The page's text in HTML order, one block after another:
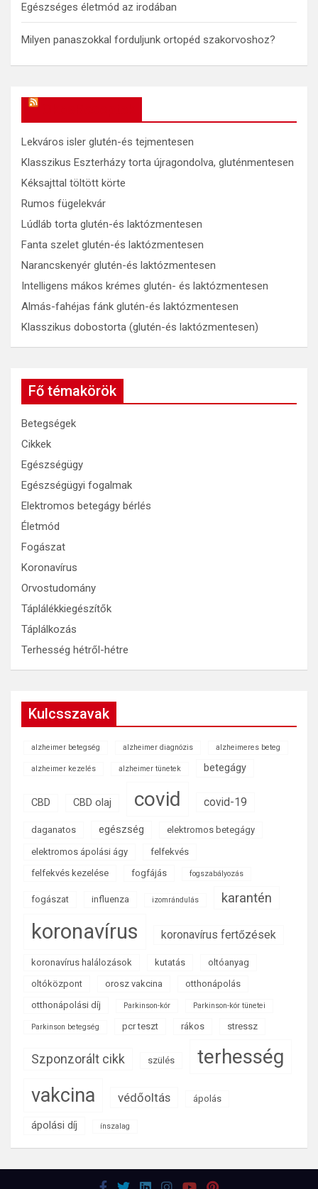
Egészséges életmód az irodában
Milyen panaszokkal forduljunk ortopéd szakorvoshoz?
Lekváros isler glutén-és tejmentesen
Klasszikus Eszterházy torta újragondolva, gluténmentesen
Kéksajttal töltött körte
Rumos fügelekvár
Lúdláb torta glutén-és laktózmentesen
Fanta szelet glutén-és laktózmentesen
Narancskenyér glutén-és laktózmentesen
Intelligens mákos krémes glutén- és laktózmentesen
Almás-fahéjas fánk glutén-és laktózmentesen
Klasszikus dobostorta (glutén-és laktózmentesen)
Fő témakörök
Betegségek
Cikkek
Egészségügy
Egészségügyi fogalmak
Elektromos betegágy bérlés
Életmód
Fogászat
Koronavírus
Orvostudomány
Táplálékkiegészítők
Táplálkozás
Terhesség hétről-hétre
Kulcsszavak
alzheimer betegség alzheimer diagnózis alzheimeres beteg
alzheimer kezelés alzheimer tünetek betegágy
CBD CBD olaj covid covid-19
daganatos egészség elektromos betegágy
elektromos ápolási ágy
felfekvés
felfekvés kezelése
fogfájás fogszabályozás
fogászat influenza izomrándulás karantén
koronavírus koronavírus fertőzések
koronavírus halálozások kutatás
oltóanyag
oltóközpont
orosz vakcina
otthonápolás
otthonápolási díj
Parkinson-kór Parkinson-kór tünetei
Parkinson betegség pcr teszt rákos stressz
Szponzorált cikk szülés terhesség
vakcina védőoltás ápolás
ápolási díj ínszalag